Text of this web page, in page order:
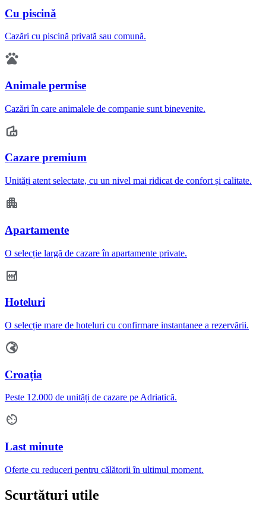
Cu piscină
Cazări cu piscină privată sau comună.
Animale permise
Cazări în care animalele de companie sunt binevenite.
Cazare premium
Unități atent selectate, cu un nivel mai ridicat de confort și calitate.
Apartamente
O selecție largă de cazare în apartamente private.
Hoteluri
O selecție mare de hoteluri cu confirmare instantanee a rezervării.
Croația
Peste 12.000 de unități de cazare pe Adriatică.
Last minute
Oferte cu reduceri pentru călătorii în ultimul moment.
Scurtături utile